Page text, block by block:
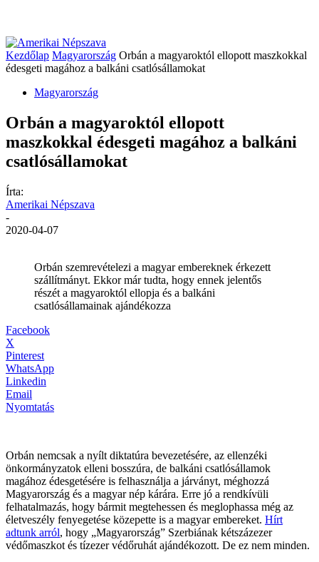
Kezdőlap Magyarország Orbán a magyaroktól ellopott maszkokkal
édesgeti magához a balkáni csatlósállamokat
Magyarország
Orbán a magyaroktól ellopott
maszkokkal édesgeti magához a balkáni
csatlósállamokat
Írta:
Amerikai Népszava
-
2020-04-07
Orbán szemrevételezi a magyar embereknek érkezett
szállítmányt. Ekkor már tudta, hogy ennek jelentős
részét a magyaroktól ellopja és a balkáni
csatlósállamainak ajándékozza
Facebook
X
Pinterest
WhatsApp
Linkedin
Email
Nyomtatás
Orbán nemcsak a nyílt diktatúra bevezetésére, az ellenzéki
önkormányzatok elleni bosszúra, de balkáni csatlósállamok
magához édesgetésére is felhasználja a járványt, méghozzá
Magyarország és a magyar nép kárára. Erre jó a rendkívüli
felhatalmazás, hogy bármit megtehessen és meglophassa még az
életveszély fenyegetése közepette is a magyar embereket. Hírt
adtunk arról, hogy „Magyarország” Szerbiának kétszázezer
védőmaszkot és tízezer védőruhát ajándékozott. De ez nem minden.